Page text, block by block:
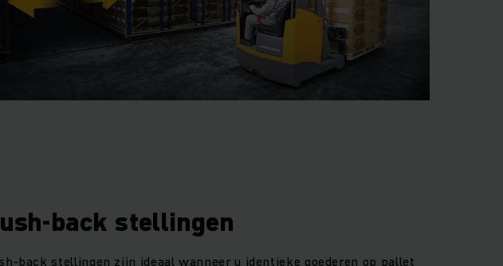
back stellingen
back stellingen zijn ideaal wanneer u identieke goederen op pallet